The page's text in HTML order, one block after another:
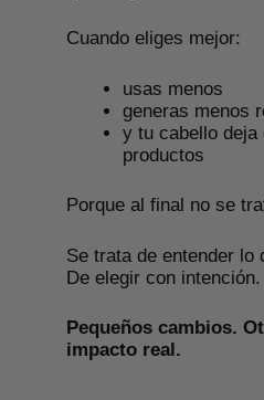
Cuando eliges mejor:
usas menos
generas menos
y tu cabello deja
productos
Porque al final no se
Se trata de entender lo
De elegir con intención.
Pequeños cambios.
impacto real.